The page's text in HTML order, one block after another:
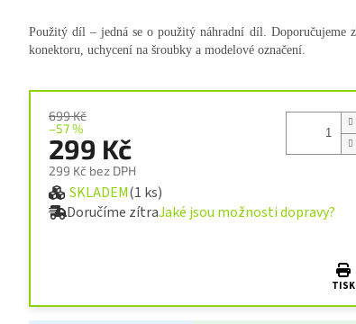
699 Kč
–57 %
299 Kč
299 Kč bez DPH
Měrná cena:
SKLADEM(1 ks)
Doručíme zítraJaké jsou možnosti dopravy?
TISK
Použitý díl – jedná se o použitý náhradní díl. Doporučujeme
konektoru, uchycení na šroubky a modelové označení.